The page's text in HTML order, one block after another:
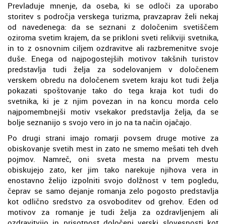
Prevladuje mnenje, da oseba, ki se odloči za uporabo
storitev s področja verskega turizma, pravzaprav želi nekaj
od navedenega: da se seznani z določenim svetiščem
oziroma svetim krajem, da se prikloni sveti relikviji svetnika,
in to z osnovnim ciljem ozdravitve ali razbremenitve svoje
duše. Enega od najpogostejših motivov takšnih turistov
predstavlja tudi želja za sodelovanjem v določenem
verskem obredu na določenem svetem kraju kot tudi želja
pokazati spoštovanje tako do tega kraja kot tudi do
svetnika, ki je z njim povezan in na koncu morda celo
najpomembnejši motiv vsekakor predstavlja želja, da se
bolje seznanijo s svojo vero in jo na ta način ojačajo.
Po drugi strani imajo romarji povsem druge motive za
obiskovanje svetih mest in zato ne smemo mešati teh dveh
pojmov. Namreč, oni sveta mesta na prvem mestu
obiskujejo zato, ker jim tako narekuje njihova vera in
enostavno želijo izpolniti svojo dolžnost v tem pogledu,
čeprav se samo dejanje romanja zelo pogosto predstavlja
kot odlično sredstvo za osvoboditev od grehov. Eden od
motivov za romanje je tudi želja za ozdravljenjem ali